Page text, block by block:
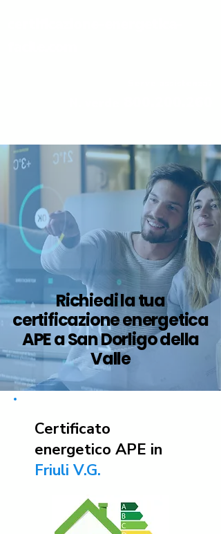
Richiedi la tua
certificazione energetica
APE a San Dorligo della
Valle
Certificato
energetico APE in
Friuli V.G.